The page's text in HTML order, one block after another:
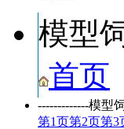
模型
首页
-------------模型
第1页第2页第3